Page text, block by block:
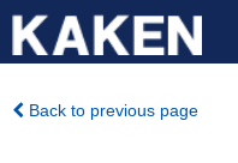
Back to previous page